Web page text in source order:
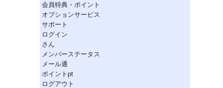
会員特典・ポイント
オプションサービス
サポート
ログイン
さん
メンバーステータス
メール通
ポイントpt
ログアウト